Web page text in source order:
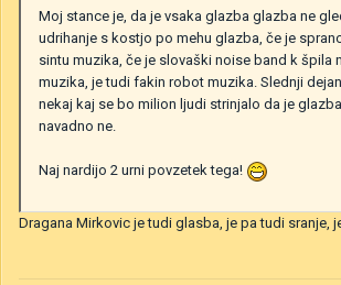
Moj stance je, da je vsaka glazba glazba ne
udrihanje s kostjo po mehu glazba, če je
sintu muzika, če je slovaški noise band k špila
muzika, je tudi fakin robot muzika. Slednji
nekaj kaj se bo milion ljudi strinjalo da je
navadno ne.
Naj nardijo 2 urni povzetek tega!
Dragana Mirkovic je tudi glasba, je pa tudi sranje,